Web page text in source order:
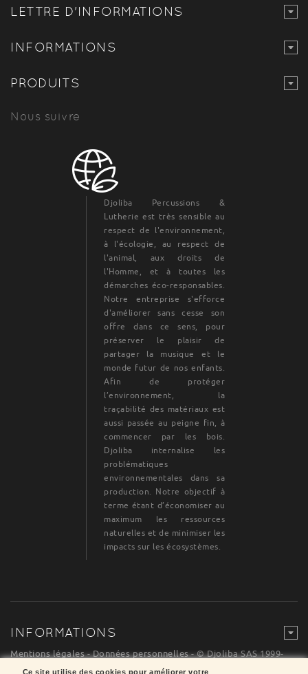
LETTRE D'INFORMATIONS
INFORMATIONS
PRODUITS
Nous suivre
Djoliba Percussions &
Lutherie est très sensible au
respect de l'environnement,
à l'écologie, au respect de
l'animal, aux droits de
l'Homme, et à toutes les
démarches éco-responsables.
Notre entreprise s'efforce
d'améliorer sans cesse son
offre dans ce sens, pour
préserver le plaisir de
partager la musique et le
monde futur de nos enfants.
Afin de protéger
l’environnement, la
traçabilité des matériaux est
aussi passée au peigne fin, à
commencer par les bois.
Djoliba internalise les
problématiques
environnementales dans sa
production. Notre objectif à
terme étant d’économiser au
maximum les ressources
naturelles et de minimiser les
impacts sur les écosystèmes.
INFORMATIONS
Mentions légales-Données personnelles- © Djoliba SAS 1999-
2024 - Tous droits de reproduction réservés
Ce site utilise des cookies pour améliorer votre